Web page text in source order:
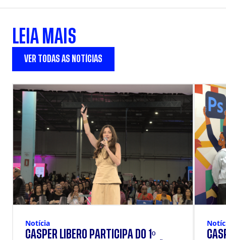
LEIA MAIS
VER TODAS AS NOTÍCIAS
Notícia
CÁSPER LÍBERO PARTICIPA DO 1º